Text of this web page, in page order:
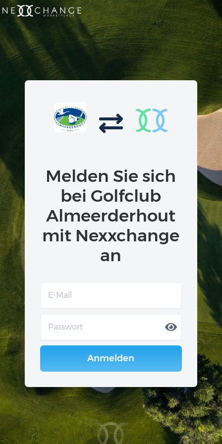
Melden Sie sich
bei Golfclub
Almeerderhout
mit Nexxchange
an
Anmelden